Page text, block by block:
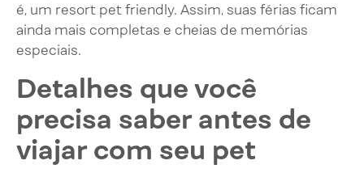
é, um resort pet friendly. Assim, suas férias ficam
ainda mais completas e cheias de memórias
especiais.
Detalhes que você
precisa saber antes de
viajar com seu pet